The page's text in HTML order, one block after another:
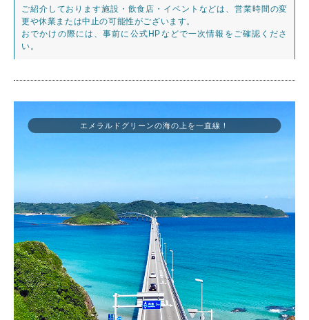
ご紹介しております施設・飲食店・イベントなどは、営業時間の変
更や休業または中止の可能性がございます。
おでかけの際には、事前に公式HPなどで一次情報をご確認くださ
い。
エメラルドグリーンの海の上を一直線！